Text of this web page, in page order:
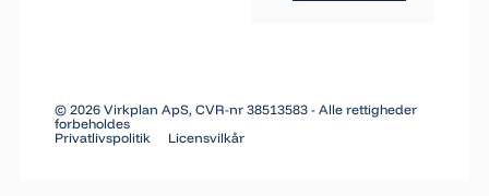
©2026 Virkplan ApS, CVR-nr 38513583 - Alle rettigheder
forbeholdes
Privatlivspolitik
Licensvilkår